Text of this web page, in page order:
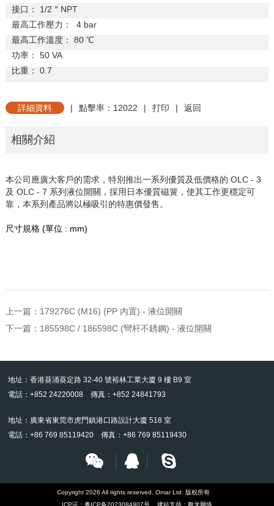
接口： 1/2 ＂ NPT
最高工作壓力：
4 bar
最高工作溫度：
80 ℃
功率：
50 VA
比重： 0.7
詳細資料 | 點擊率：12022 | 打印 | 返回
相關介紹
本公司應廣大客戶的需求，特別推出一系列優質及低價格的 OLC - 3
及 OLC - 7 系列液位開關，採用日本優質磁簧，使其工作更穩定可
靠，本系列產品將以極吸引的特惠價發售。
尺寸規格(單位 : mm)
上一篇： 179276C (M16) (PP 內置) - 液位開關
下一篇： 185598C / 186598C (彎杆不銹鋼) - 液位開關
地址：香港葵涌葵定路 32-40 號裕林工業大廈 9 樓 B9 室
電話：+852 24220008 傳真：+852 24841793
地址：廣東省東莞市虎門鎮港口路設計大廈 518 室
電話：+86 769 85119420 傳真：+86 769 85119430
Copyright 2026 All rights reserved. Omar Ltd. 版权所有
ICP证： 粤ICP备2023084907号 建站支持： 舞龙网络